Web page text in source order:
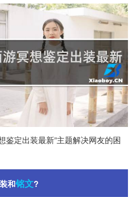
鉴定出装最新”主题解决网友的困
和铭文?